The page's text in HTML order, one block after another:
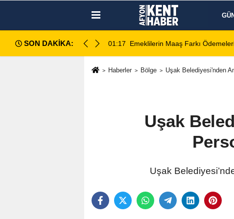
SON DAKİKA:
Hesaplara Yatıyor 01:01 Afyonspor için birlik çağrısı
Haberler Bölge Uşak Belediyesi'nden
Uşak
Uşak